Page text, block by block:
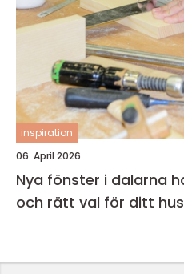
inspiration
06. April 2026
Nya fönster i dalarna hantverk, hållbarhet
och rätt val för ditt hus